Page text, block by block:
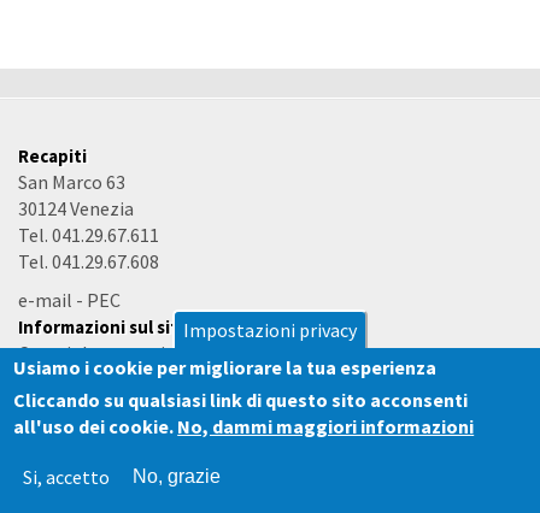
Impostazioni privacy
Usiamo i cookie per migliorare la tua esperienza
Cliccando su qualsiasi link di questo sito acconsenti
all'uso dei cookie. No, dammi maggiori informazioni
Si, accetto No, grazie
Recapiti
San Marco 63
30124 Venezia
Tel. 041.29.67.611
Tel. 041.29.67.608
e-mail - PEC
Informazioni sul sito
Copyright e termini d'uso
Accessibilità